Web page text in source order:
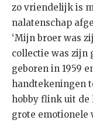
zo vriendelijk is
nalatenschap
‘Mijn broer was
collectie was zijn
geboren in 1959
handtekeningen
hobby flink uit de
grote emotionele